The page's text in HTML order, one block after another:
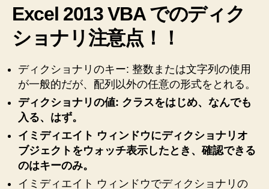
ブ
ジ
ェ
ク
Scripting.Dictionary、
デ
ィ
ョ
ナ
使
Excel 2013 VBA でのディク
ショナリ注意点！！
ディクショナリのキー: 整数または文字列の使用
が一般的だが、配列以外の任意の形式をとれる。
ディクショナリの値: クラスをはじめ、なんでも
入る、はず。
イミディエイト ウィンドウにディクショナリオ
ブジェクトをウォッチ表示したとき、確認できる
のはキーのみ。
イミディエイト ウィンドウでディクショナリの